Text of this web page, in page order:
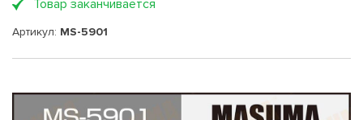
Товар заканчивается
Артикул: MS-5901